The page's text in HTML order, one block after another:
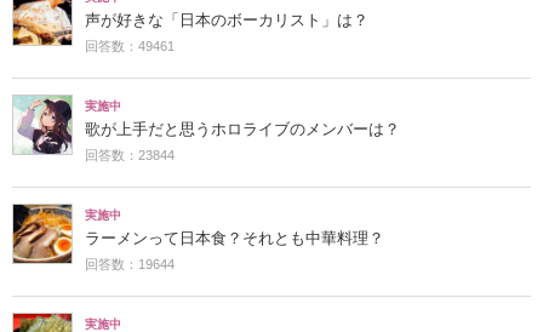
声が好きな「日本のボーカリスト」は？
回答数：49461
実施中
歌が上手だと思うホロライブのメンバーは？
回答数：23844
実施中
ラーメンって日本食？それとも中華料理？
回答数：19644
実施中